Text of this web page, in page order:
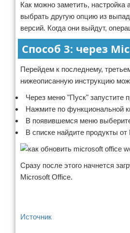
Как можно заметить, настройка
выбрать другую опцию из
версий. Когда они выйдут,
Способ 3: через
Перейдем к последнему,
нижеописанную инструкцию
Через меню "Пуск" запустите
Нажмите по функциональной
В появившемся меню
В списке найдите продукты
Сразу после этого начнется
Microsoft Office.
Источник